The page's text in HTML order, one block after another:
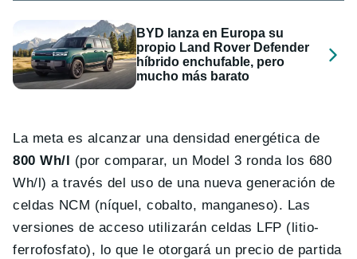
BYD lanza en Europa su
propio Land Rover Defender
híbrido enchufable, pero
mucho más barato
La meta es alcanzar una densidad energética de
800 Wh/l (por comparar, un Model 3 ronda los 680
Wh/l) a través del uso de una nueva generación de
celdas NCM (níquel, cobalto, manganeso). Las
versiones de acceso utilizarán celdas LFP (litio-
ferrofosfato), lo que le otorgará un precio de partida